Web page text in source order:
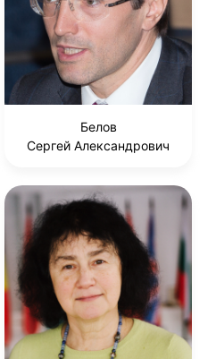
Белов
Сергей Александрович